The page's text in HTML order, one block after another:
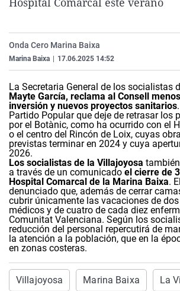
Onda Cero Marina Baixa
Marina Baixa 17.06.2025 14:52
La Secretaria General de los socialistas
Mayte García, reclama al Consell
inversión y nuevos proyectos sanitarios.
Partido Popular que deje de retrasar los
por el Botànic, como ha ocurrido con el
o el centro del Rincón de Loix, cuyas
previstas terminar en 2024 y cuya
2026.
Los socialistas de la Villajoyosa también
a través de un comunicado el cierre de
Hospital Comarcal de la Marina Baixa.
denunciado que, además de cerrar
cubrir únicamente las vacaciones de
médicos y de cuatro de cada diez
Comunitat Valenciana. Según los
reducción del personal repercutirá de
la atención a la población, que en la
en zonas costeras.
Villajoyosa Marina Baixa La